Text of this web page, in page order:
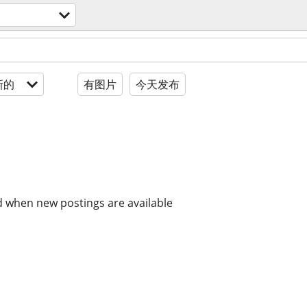
的 有图片 今天发布
new postings are available